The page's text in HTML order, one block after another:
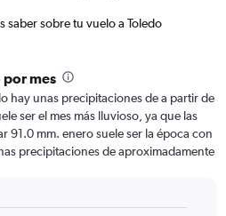
saber sobre tu vuelo a Toledo
por mes
hay unas precipitaciones de a partir de
ser el mes más lluvioso, ya que las
91.0 mm. enero suele ser la época con
precipitaciones de aproximadamente